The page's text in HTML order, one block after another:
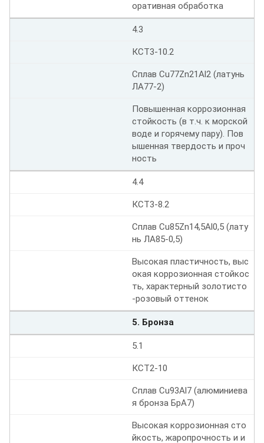
оративная обработка
4.3
КСТ3-10.2
Сплав Cu77Zn21Al2 (латунь
ЛА77-2)
Повышенная коррозионная
стойкость (в т.ч. к морской
воде и горячему пару). Пов
ышенная твердость и проч
ность
4.4
КСТ3-8.2
Сплав Cu85Zn14,5Al0,5 (лату
нь ЛА85-0,5)
Высокая пластичность, выс
окая коррозионная стойкос
ть, характерный золотисто
-розовый оттенок
5. Бронза
5.1
КСТ2-10
Сплав Cu93Al7 (алюминиева
я бронза БрА7)
Высокая коррозионная сто
йкость, жаропрочность и и